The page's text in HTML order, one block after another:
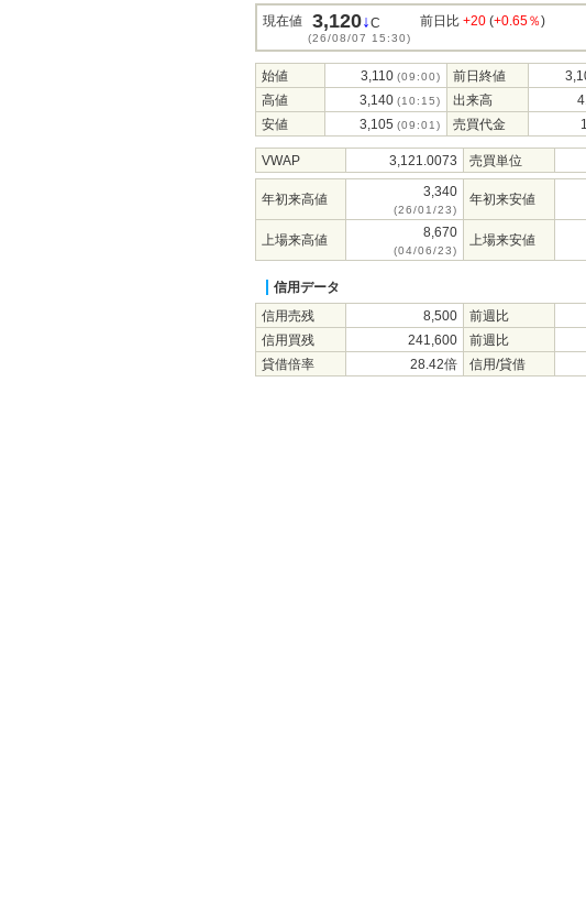
現在値 3,120↓C
(26/08/07 15:30)
前日比 +20 (+0.65％)
始値 3,110 (09:00) 前日終値
高値 3,140 (10:15) 出来高
安値 3,105 (09:01) 売買代金
VWAP 3,121.0073 売買単位
年初来高値 3,340
(26/01/23)
年初来安値
上場来高値 8,670
(04/06/23)
上場来安値
信用データ
信用売残
8,500 前週比
信用買残
241,600 前週比
貸借倍率
28.42倍 信用/貸借